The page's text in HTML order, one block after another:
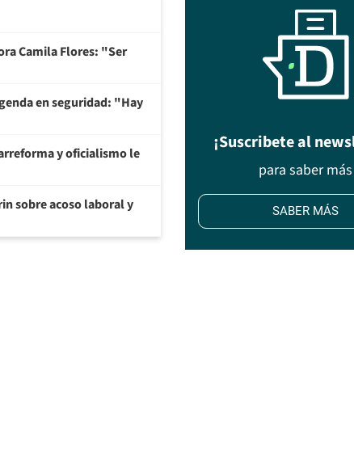
Camila Flores: "Ser
en seguridad: "Hay
y oficialismo le
sobre acoso laboral y
¡Suscribete al
para saber más
SABER MÁS